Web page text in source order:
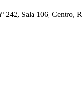
242, Sala 106, Centro,